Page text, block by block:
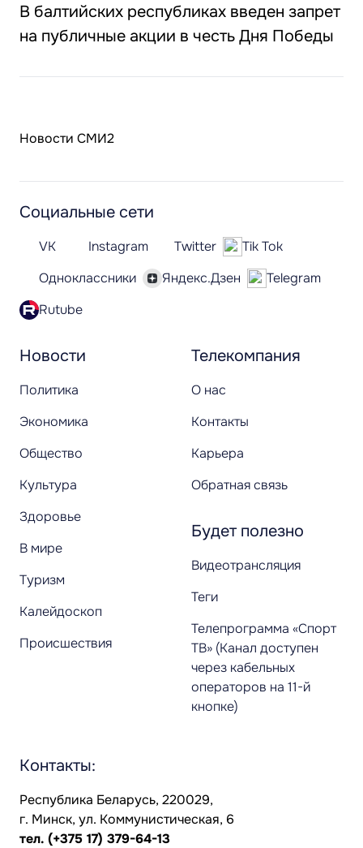
В балтийских республиках введен запрет
на публичные акции в честь Дня Победы
Новости СМИ2
Новости
Политика
Экономика
Общество
Культура
Здоровье
В мире
Туризм
Калейдоскоп
Происшествия
Телекомпания
О нас
Контакты
Карьера
Обратная связь
Будет полезно
Видеотрансляция
Теги
Телепрограмма «Спорт
ТВ» (Канал доступен
через кабельных
операторов на 11-й
кнопке)
Социальные сети
VK Instagram Twitter
Tik Tok
Одноклассники
Яндекс.Дзен
Telegram
Rutube
Контакты:
Республика Беларусь, 220029,
г. Минск, ул. Коммунистическая, 6
тел. (+375 17) 379-64-13